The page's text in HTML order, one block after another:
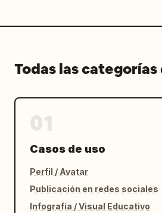
Todas las categorías
Casos de uso
Perfil / Avatar
Publicación en redes sociales
Infografía / Visual Educativo